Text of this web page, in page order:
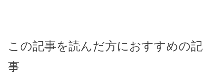
この記事を読んだ方におすすめの記
事